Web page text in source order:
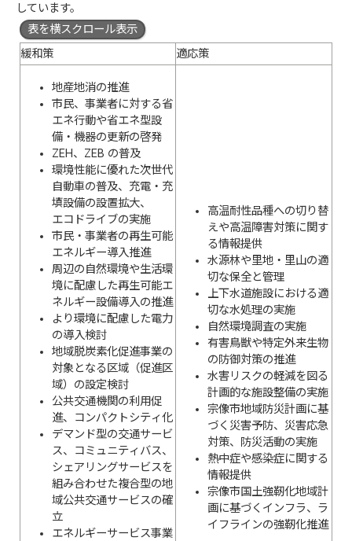
しています。
表を横スクロール表示
緩和策
適応策
地産地消の推進
市民、事業者に対する省
エネ行動や省エネ型設
備・機器の更新の啓発
ZEH、ZEB の普及
環境性能に優れた次世代
自動車の普及、充電・充
填設備の設置拡大、
エコドライブの実施
市民・事業者の再生可能
エネルギー導入推進
周辺の自然環境や生活環
境に配慮した再生可能エ
ネルギー設備導入の推進
より環境に配慮した電力
の導入検討
地域脱炭素化促進事業の
対象となる区域（促進区
域）の設定検討
公共交通機関の利用促
進、コンパクトシティ化
デマンド型の交通サービ
ス、コミュニティバス、
シェアリングサービスを
組み合わせた複合型の地
域公共交通サービスの確
立
エネルギーサービス事業
高温耐性品種への切り替
えや高温障害対策に関す
る情報提供
水源林や里地・里山の適
切な保全と管理
上下水道施設における適
切な水処理の実施
自然環境調査の実施
有害鳥獣や特定外来生物
の防御対策の推進
水害リスクの軽減を図る
計画的な施設整備の実施
宗像市地域防災計画に基
づく災害予防、災害応急
対策、防災活動の実施
熱中症や感染症に関する
情報提供
宗像市国土強靭化地域計
画に基づくインフラ、ラ
イフラインの強靭化推進